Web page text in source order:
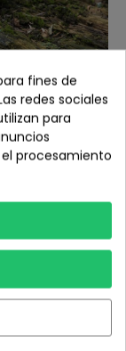
sin
mejorado
escenarios, y
más estable y
planos y
fines de
redes sociales
para
procesamiento